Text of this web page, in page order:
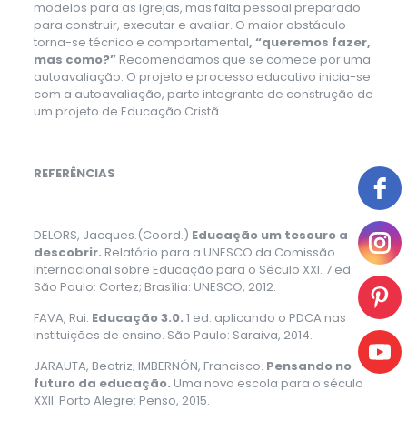
modelos para as igrejas, mas falta pessoal preparado
para construir, executar e avaliar. O maior obstáculo
torna-se técnico e comportamental, “queremos fazer,
mas como?”Recomendamos que se comece por uma
autoavaliação. O projeto e processo educativo inicia-se
com a autoavaliação, parte integrante de construção de
um projeto de Educação Cristã.
REFERÊNCIAS
DELORS, Jacques.(Coord.) Educação um tesouro a
descobrir. Relatório para a UNESCO da Comissão
Internacional sobre Educação para o Século XXI. 7 ed.
São Paulo: Cortez; Brasília: UNESCO, 2012.
FAVA, Rui. Educação 3.0. 1 ed. aplicando o PDCA nas
instituições de ensino. São Paulo: Saraiva, 2014.
JARAUTA, Beatriz; IMBERNÓN, Francisco. Pensando no
futuro da educação. Uma nova escola para o século
XXII. Porto Alegre: Penso, 2015.